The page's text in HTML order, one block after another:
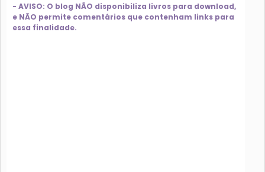
- AVISO: O blog NÃO disponibiliza livros para download,
e NÃO permite comentários que contenham links para
essa finalidade.